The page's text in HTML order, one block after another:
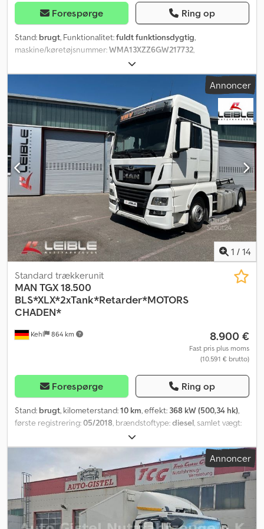
Forespørge Ring op
Stand: brugt, Funktionalitet:fuldt funktionsdygtig,
maskine/køretøjsnummer:WMA13XZZ6GW217732,
, første registrering:
brændstoftype:diesel, brændstof:diesel, farve:hvid, førerhus:
3.794 mm,
Produktionsår:2016, MAN TGX køreklar – Euro 6 – Automatgear –
Flytbar sættevognskobling Til salg udbydes en MAN TGX
sættevognstrækker i god stand. Eksport muligt. MAN TGX i hvid,
velholdt og klar til brug. Køretøjet er udstyret med automatgear
og en flytbar sættevognskobling – egnet til forskellige trailere.
Køretøjsdata: Fabrikat: MAN Model: TGX Første registrering:
12.05.2016 Emissionsstandard: Euro 6 Gearkasse: Automatgear
Akselkonfiguration: 4x2 Crjdpeymbbuefx Ah Rjf Tilladt totalvægt:
18.000 kg Farve: Blå Dæk: 315/60 R22.5 Flytbar sættevognskobling
(justerbart sæde) – egnet til forskellige trailere Køretøjet er ideelt
til et vognmandsfirma og klar til øjeblikkelig brug. Besigtigelse
efter aftale mulig. Opkald via WhatsApp muligt. Beliggenhed:
Rheine Pris: efter aftale
Annoncer
1 / 14
Kehl 864 km
Standard trækkerunit
MAN TGX 18.500
BLS*XLX*2xTank*Retarder*MOTORS
CHADEN*
8.900 €
Fast pris plus moms
(10.591 € brutto)
Forespørge Ring op
Stand: brugt, kilometerstand:10 km, effekt: 368 kW (500,34 hk),
første registrering:05/2018 , brændstoftype:diesel , samlet vægt:
2 aksler
hvid, geartype:automatisk, emissionsklasse:Euro 6,
ABS, elektronisk stabilitetsprogram
(ESP), har haft en ulykke, klimaanlæg, navigationssystem,
parkeringsvarmer, MAN TGX 18.500 4x2BLS Stelnummer:
JP108455 -- Motorskaade -- Chassis / tilbehør: * Affjedring: blad- /
luftaffjedret * Akselafstand: 3.600 mm * Dæk: 315/70 R 22.5 *
Tilstand: Foran ca. 80%, bag ca. 10% * 2 x 580 l alu-dieseltanke * 1
Annoncer